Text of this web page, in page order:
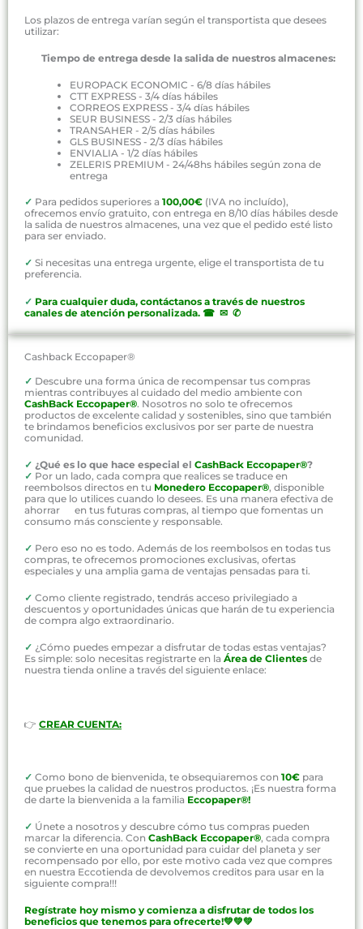
Los plazos de entrega varían según el transportista que desees
utilizar:
Tiempo de entrega desde la salida de nuestros almacenes:
EUROPACK ECONOMIC - 6/8 días hábiles
CTT EXPRESS - 3/4 días hábiles
CORREOS EXPRESS - 3/4 días hábiles
SEUR BUSINESS - 2/3 días hábiles
TRANSAHER - 2/5 días hábiles
GLS BUSINESS - 2/3 días hábiles
ENVIALIA - 1/2 días hábiles
ZELERIS PREMIUM - 24/48hs hábiles según zona de
entrega
✓ Para pedidos superiores a 100,00€ (IVA no incluído),
ofrecemos envío gratuito, con entrega en 8/10 días hábiles desde
la salida de nuestros almacenes, una vez que el pedido esté listo
para ser enviado.
✓ Si necesitas una entrega urgente, elige el transportista de tu
preferencia.
✓ Para cualquier duda, contáctanos a través de nuestros
canales de atención personalizada. ☎ ✉ ✆
Cashback Eccopaper®
✓ Descubre una forma única de recompensar tus compras
mientras contribuyes al cuidado del medio ambiente con
CashBack Eccopaper®. Nosotros no solo te ofrecemos
productos de excelente calidad y sostenibles, sino que también
te brindamos beneficios exclusivos por ser parte de nuestra
comunidad.
✓ ¿Qué es lo que hace especial el CashBack Eccopaper®?
✓ Por un lado, cada compra que realices se traduce en
reembolsos directos en tu Monedero Eccopaper®, disponible
para que lo utilices cuando lo desees. Es una manera efectiva de
ahorrar en tus futuras compras, al tiempo que fomentas un
consumo más consciente y responsable.
✓ Pero eso no es todo. Además de los reembolsos en todas tus
compras, te ofrecemos promociones exclusivas, ofertas
especiales y una amplia gama de ventajas pensadas para ti.
✓ Como cliente registrado, tendrás acceso privilegiado a
descuentos y oportunidades únicas que harán de tu experiencia
de compra algo extraordinario.
✓ ¿Cómo puedes empezar a disfrutar de todas estas ventajas?
Es simple: solo necesitas registrarte en la Área de Clientes de
nuestra tienda online a través del siguiente enlace:
👉 CREAR CUENTA:
✓ Como bono de bienvenida, te obsequiaremos con 10€ para
que pruebes la calidad de nuestros productos. ¡Es nuestra forma
de darte la bienvenida a la familia Eccopaper®!
✓ Únete a nosotros y descubre cómo tus compras pueden
marcar la diferencia. Con CashBack Eccopaper®, cada compra
se convierte en una oportunidad para cuidar del planeta y ser
recompensado por ello, por este motivo cada vez que compres
en nuestra Eccotienda de devolvemos creditos para usar en la
siguiente compra!!!
Regístrate hoy mismo y comienza a disfrutar de todos los
beneficios que tenemos para ofrecerte!💚💚💚